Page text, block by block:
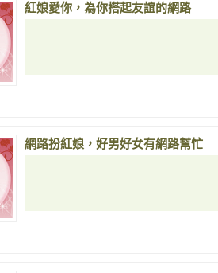
紅娘愛你，為你搭起友誼的網路
網路扮紅娘，好男好女有網路幫忙